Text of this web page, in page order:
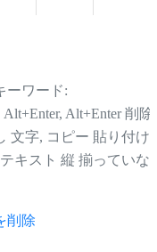
ーワード:
Alt+Enter 削除,
文字, コピー 貼り付け
キスト 縦 揃っていな
削除